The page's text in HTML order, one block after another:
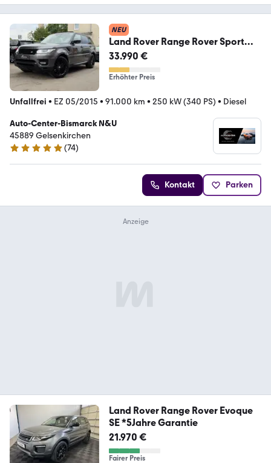
NEU
Land Rover Range Rover Sport
HSE Dynamic*PANO*KEYLESS*R-
KAM
33.990 €
Erhöhter Preis
Unfallfrei • EZ 05/2015 • 91.000 km • 250 kW (340 PS) • Diesel
Auto-Center-Bismarck N&U
45889 Gelsenkirchen
5 Sterne
(74)
Kontakt Parken
Land Rover Range Rover Evoque
SE *5Jahre Garantie
21.970 €
Fairer Preis